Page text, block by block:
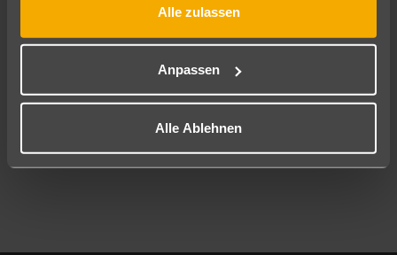
Alle zulassen
Anpassen
Alle Ablehnen
2 Erwachsene Keine Kinder